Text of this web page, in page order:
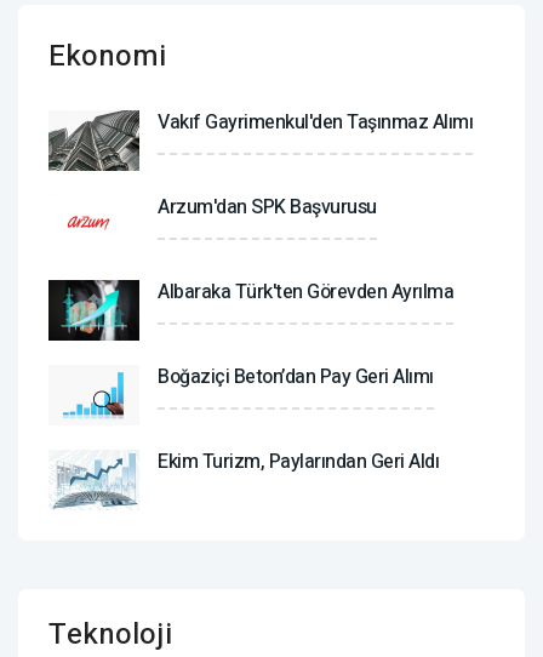
Ekonomi
Vakıf Gayrimenkul'den Taşınmaz Alımı
Arzum'dan SPK Başvurusu
Albaraka Türk'ten Görevden Ayrılma
Boğaziçi Beton’dan Pay Geri Alımı
Ekim Turizm, Paylarından Geri Aldı
Teknoloji